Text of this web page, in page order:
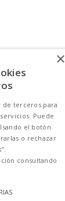
×
de terceros para
Puede
el botón
o rechazar
consultando